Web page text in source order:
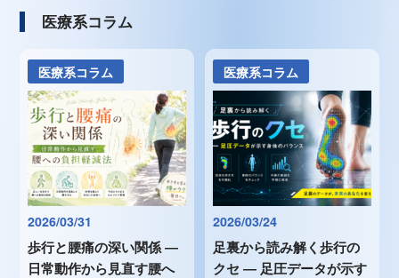
医療系コラム
医療系コラム
2026/03/31
歩行と腰痛の深い関係 ―
日常動作から見直す腰へ
医療系コラム
2026/03/24
足裏から読み解く歩行の
クセ ― 足圧データが示す